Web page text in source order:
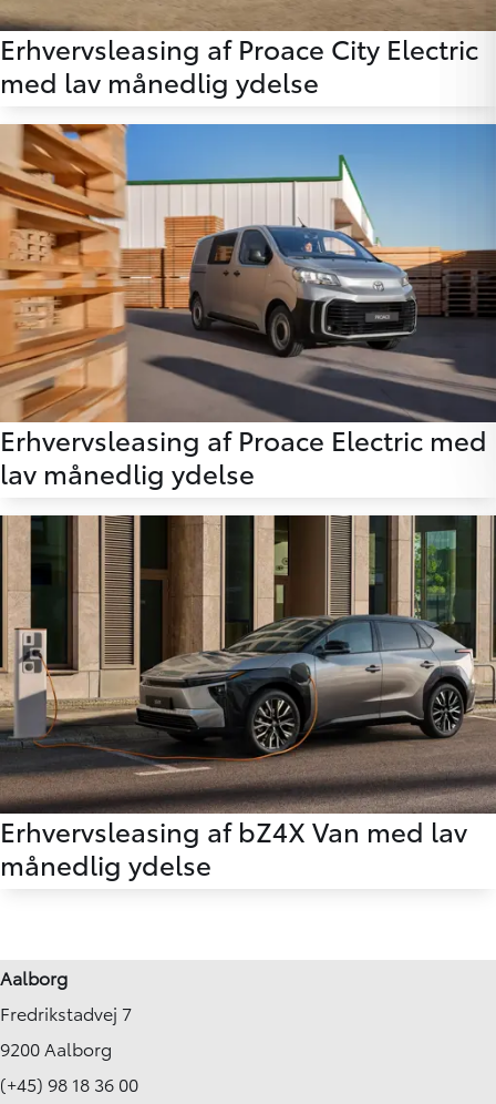
Erhvervsleasing af Proace City Electric
med lav månedlig ydelse
Erhvervsleasing af Proace Electric med
lav månedlig ydelse
Erhvervsleasing af bZ4X Van med lav
månedlig ydelse
Aalborg
Fredrikstadvej 7
9200 Aalborg
(+45) 98 18 36 00